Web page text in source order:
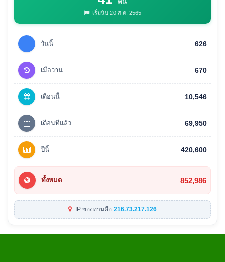
เริ่มนับ 20 ส.ค. 2565
วันนี้ 626
เมื่อวาน 670
เดือนนี้ 10,546
เดือนที่แล้ว 69,950
ปีนี้ 420,600
ทั้งหมด 852,986
IP ของท่านคือ 216.73.217.126